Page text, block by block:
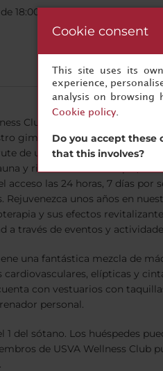
18:00 a 22:00 h
Club para ejercitar el cuerpo
gimnasio de primera
de una completa gama de
y rituales de crioterapia,
acceso las 24 horas, 7 días por
unos años en
y sus efectos
a través de eventos y
una fantástica mezcla de
elípticas y
con vestuarios con
personal.
1 del sótano. Los huéspedes
de USVA Wellness Club
Cookie consent
This site uses its
experience,
analysis on browsing
Cookie policy.
Do you accept these
that this involves?